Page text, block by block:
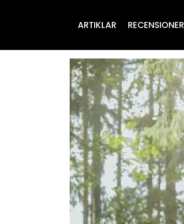
ARTIKLAR RECENSIONER